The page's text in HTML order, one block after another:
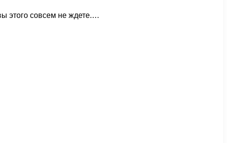
этого совсем не ждете.…